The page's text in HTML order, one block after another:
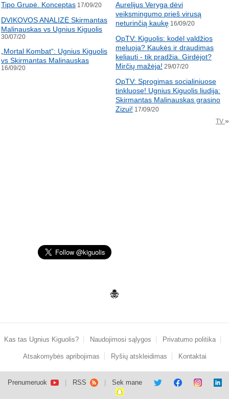
Tipo Grupė. Konceptas 17/09/20
Aurelijus Veryga dėvi
veiksmingumo prieš virusą
neturinčią kaukę 16/09/20
DVIKOVOS ANALIZĖ Skirmantas
Malinauskas vs Ugnius Kiguolis
30/07/20
OpTV: Kiguolis: kodėl valdžios
meluoja? Kaukės ir draudimas
keliauti - tik pradžia. Girdėjot?
Mirčių mažėja! 29/07/20
„Mortal Kombat“: Ugnius Kiguolis
vs Skirmantas Malinauskas
16/09/20
OpTV: Sprogimas socialiniuose
tinkluose! Ugnius Kiguolis liudija:
Skirmantas Malinauskas grasino
Zizui! 17/09/20
TV »
Kas tas Ugnius Kiguolis? Naudojimosi sąlygos Privatumo politika
Atsakomybės apribojimas Ryšių atskleidimas Kontaktai
Prenumeruok RSS Sek mane